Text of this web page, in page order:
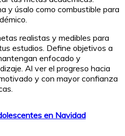
y úsalo como combustible para
realistas y medibles para
estudios. Define objetivos a
enfocado y
Al ver el progreso hacia
y con mayor confianza
en Navidad